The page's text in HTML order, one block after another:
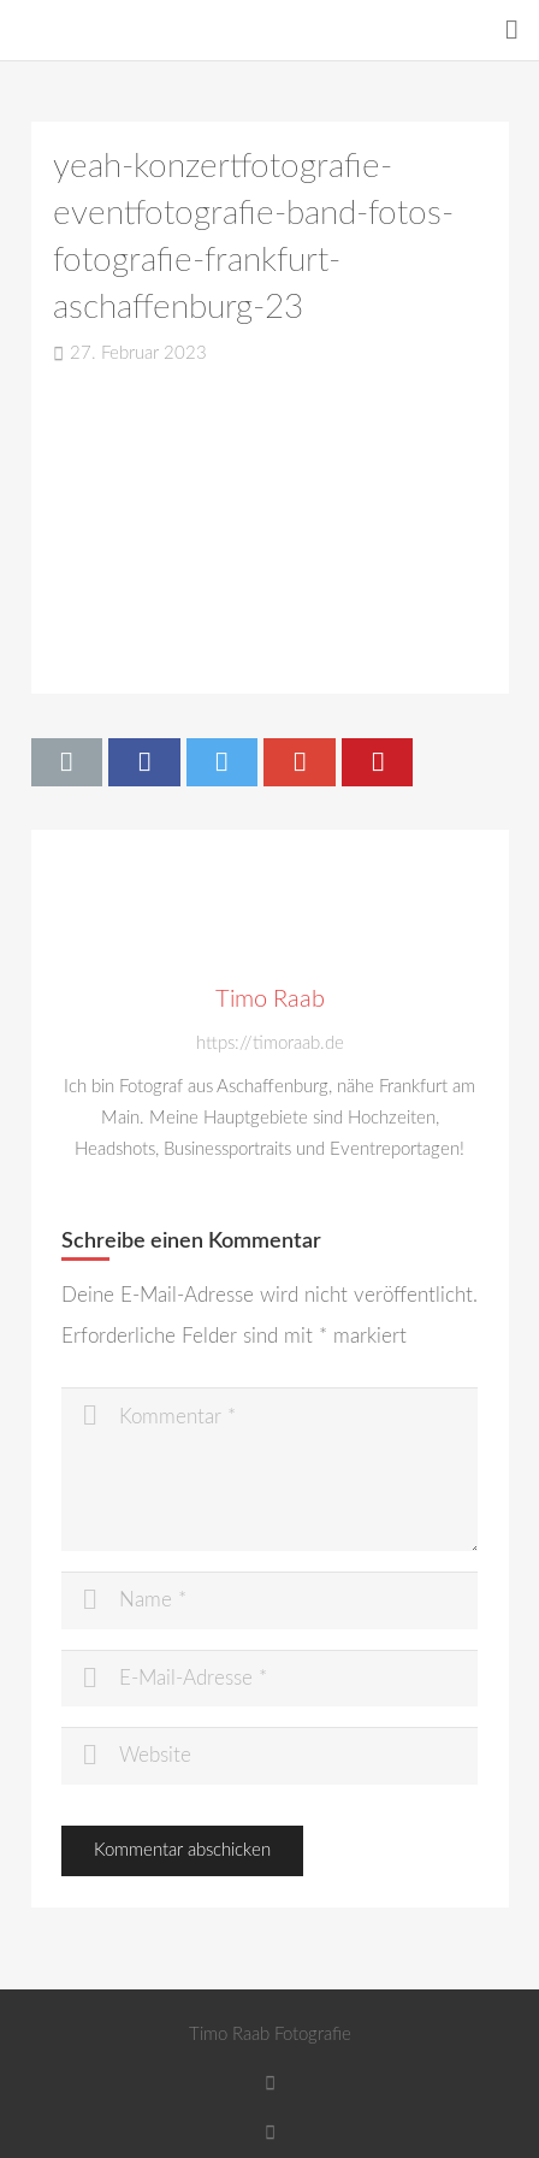
yeah-konzertfotografie-
eventfotografie-band-fotos-
fotografie-frankfurt-
aschaffenburg-23
27. Februar 2023
Timo Raab
https://timoraab.de
Ich bin Fotograf aus Aschaffenburg, nähe Frankfurt am
Main. Meine Hauptgebiete sind Hochzeiten,
Headshots, Businessportraits und Eventreportagen!
Schreibe einen Kommentar
Deine E-Mail-Adresse wird nicht veröffentlicht.
Erforderliche Felder sind mit * markiert
Timo Raab Fotografie